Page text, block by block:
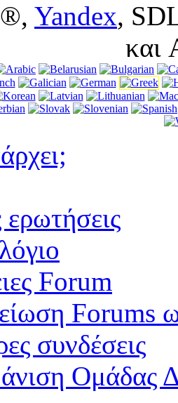
Yandex,
και
ερωτήσεις
Forum
Forums
συνδέσεις
Ομάδας